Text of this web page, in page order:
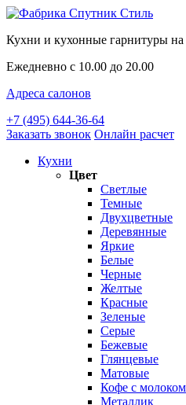
Кухни и кухонные гарнитуры на
Ежедневно с 10.00 до 20.00
Адреса салонов
+7 (495) 644-36-64
Заказать звонок Онлайн расчет
Кухни
Цвет
Светлые
Темные
Двухцветные
Деревянные
Яркие
Белые
Черные
Желтые
Красные
Зеленые
Серые
Бежевые
Глянцевые
Матовые
Кофе с молоком
Металлик